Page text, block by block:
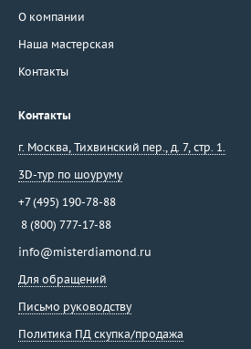
О компании
Наша мастерская
Контакты
Контакты
г. Москва Тихвинский пер., д. 7, стр. 1.
3D-тур по шоуруму
+7 (495) 190-78-88
8 (800) 777-17-88
info@misterdiamond.ru
Для обращений
Письмо руководству
Политика ПД скупка/продажа